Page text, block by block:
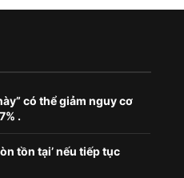
có thể giảm nguy cơ
.
tồn tại’ nếu tiếp tục